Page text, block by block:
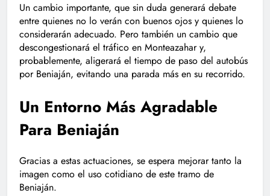
Un cambio importante, que sin duda generará debate
entre quienes no lo verán con buenos ojos y quienes lo
considerarán adecuado. Pero también un cambio que
descongestionará el tráfico en Monteazahar y,
probablemente, aligerará el tiempo de paso del autobús
por Beniaján, evitando una parada más en su recorrido.
Un Entorno Más Agradable
Para Beniaján
Gracias a estas actuaciones, se espera mejorar tanto la
imagen como el uso cotidiano de este tramo de
Beniaján.